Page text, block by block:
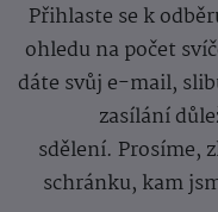
Přihlaste se k
ohledu na počet
dáte svůj e-mail,
zasílání
sdělení. Prosíme,
schránku, kam